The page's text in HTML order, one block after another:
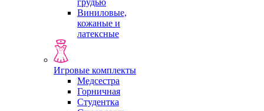
Виниловые,
кожаные и
латексные
Игровые комплекты
Медсестра
Горничная
Студентка